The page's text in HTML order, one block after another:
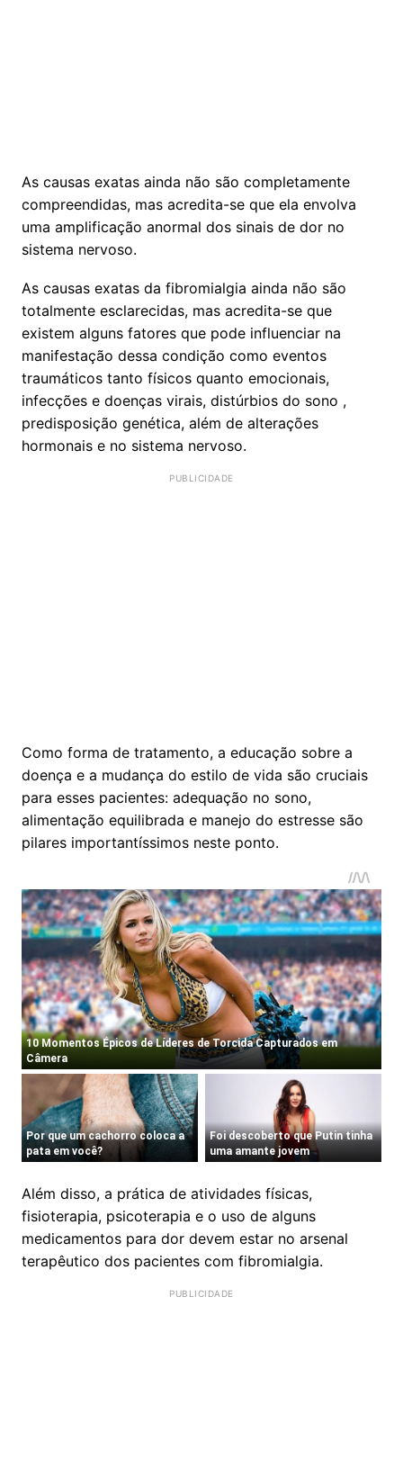
As causas exatas ainda não são completamente
compreendidas, mas acredita-se que ela envolva
uma amplificação anormal dos sinais de dor no
sistema nervoso.
As causas exatas da fibromialgia ainda não são
totalmente esclarecidas, mas acredita-se que
existem alguns fatores que pode influenciar na
manifestação dessa condição como eventos
traumáticos tanto físicos quanto emocionais,
infecções e doenças virais, distúrbios do sono ,
predisposição genética, além de alterações
hormonais e no sistema nervoso.
Como forma de tratamento, a educação sobre a
doença e a mudança do estilo de vida são cruciais
para esses pacientes: adequação no sono,
alimentação equilibrada e manejo do estresse são
pilares importantíssimos neste ponto.
Além disso, a prática de atividades físicas,
fisioterapia, psicoterapia e o uso de alguns
medicamentos para dor devem estar no arsenal
terapêutico dos pacientes com fibromialgia.